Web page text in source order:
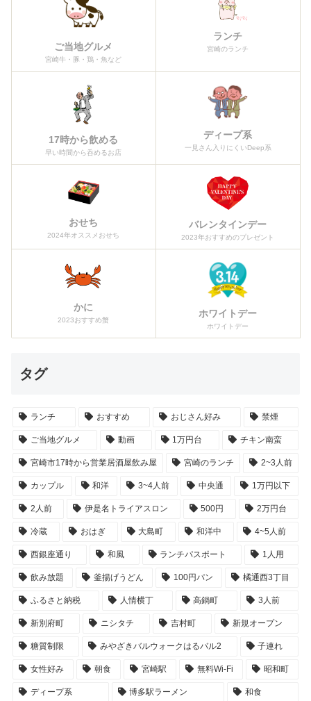
ご当地グルメ
宮崎牛・豚・鶏・魚など
ランチ
宮崎のランチ
17時から飲める
早い時間から呑めるお店
ディープ系
一見さん入りにくいDeep系
おせち
2024年オススメおせち
バレンタインデー
2023年おすすめのプレゼント
かに
2023おすすめ蟹
ホワイトデー
ホワイトデー
タグ
ランチ おすすめ おじさん好み 禁煙
ご当地グルメ 動画 1万円台 チキン南蛮
宮崎市17時から営業居酒屋飲み屋 宮崎のランチ 2~3人前
カップル 和洋 3~4人前 中央通 1万円以下
2人前 伊是名トライアスロン 500円 2万円台
冷蔵 おはぎ 大島町 和洋中 4~5人前
西銀座通り 和風 ランチパスポート 1人用
飲み放題 釜揚げうどん 100円パン 橘通西3丁目
ふるさと納税 人情横丁 高鍋町 3人前
新別府町 ニシタチ 吉村町 新規オープン
糖質制限 みやざきバルウォークはるバル2 子連れ
女性好み 朝食 宮崎駅 無料Wi-Fi 昭和町
ディープ系 博多駅ラーメン 和食